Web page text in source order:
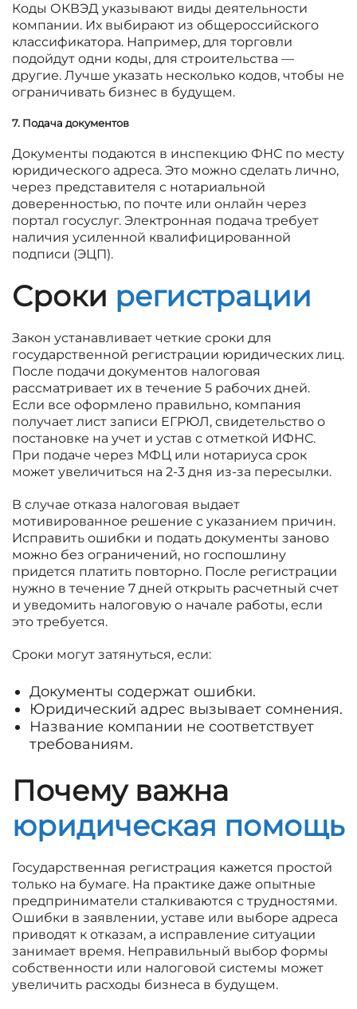
Коды ОКВЭД указывают виды деятельности
компании. Их выбирают из общероссийского
классификатора. Например, для торговли
подойдут одни коды, для строительства —
другие. Лучше указать несколько кодов, чтобы не
ограничивать бизнес в будущем.
7. Подача документов
Документы подаются в инспекцию ФНС по месту
юридического адреса. Это можно сделать лично,
через представителя с нотариальной
доверенностью, по почте или онлайн через
портал госуслуг. Электронная подача требует
наличия усиленной квалифицированной
подписи (ЭЦП).
Сроки регистрации
Закон устанавливает четкие сроки для
государственной регистрации юридических лиц.
После подачи документов налоговая
рассматривает их в течение 5 рабочих дней.
Если все оформлено правильно, компания
получает лист записи ЕГРЮЛ, свидетельство о
постановке на учет и устав с отметкой ИФНС.
При подаче через МФЦ или нотариуса срок
может увеличиться на 2-3 дня из-за пересылки.
В случае отказа налоговая выдает
мотивированное решение с указанием причин.
Исправить ошибки и подать документы заново
можно без ограничений, но госпошлину
придется платить повторно. После регистрации
нужно в течение 7 дней открыть расчетный счет
и уведомить налоговую о начале работы, если
это требуется.
Сроки могут затянуться, если:
Документы содержат ошибки.
Юридический адрес вызывает сомнения.
Название компании не соответствует
требованиям.
Почему важна
юридическая помощь
Государственная регистрация кажется простой
только на бумаге. На практике даже опытные
предприниматели сталкиваются с трудностями.
Ошибки в заявлении, уставе или выборе адреса
приводят к отказам, а исправление ситуации
занимает время. Неправильный выбор формы
собственности или налоговой системы может
увеличить расходы бизнеса в будущем.